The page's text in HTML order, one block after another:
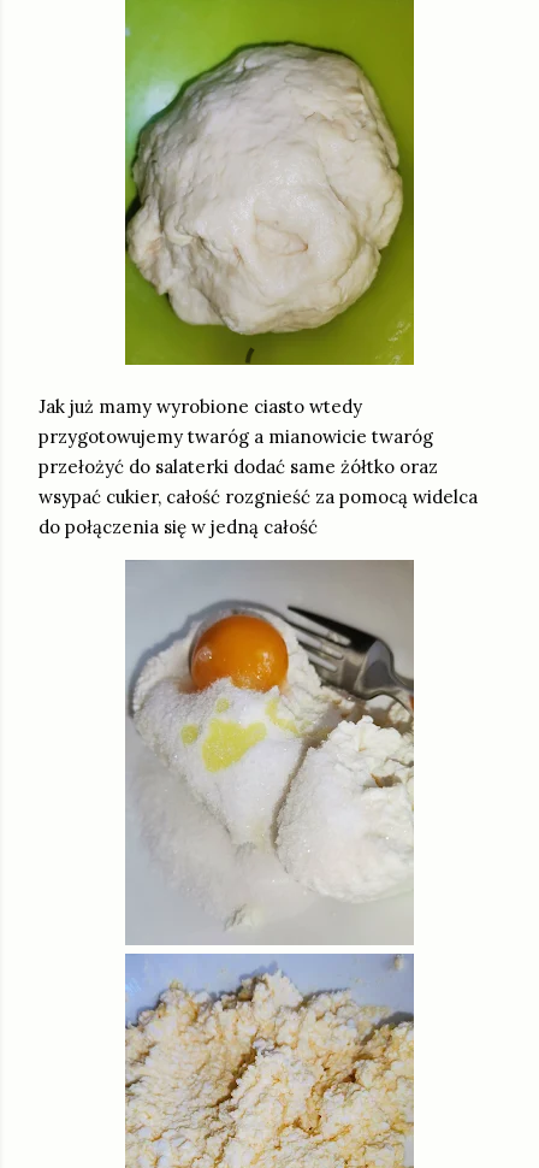
Jak już mamy wyrobione ciasto wtedy
przygotowujemy twaróg a mianowicie twaróg
przełożyć do salaterki dodać same żółtko oraz
wsypać cukier, całość rozgnieść za pomocą widelca
do połączenia się w jedną całość